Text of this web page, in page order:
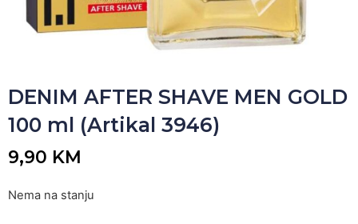
DENIM AFTER SHAVE MEN GOLD
100 ml (Artikal 3946)
9,90 KM
Nema na stanju